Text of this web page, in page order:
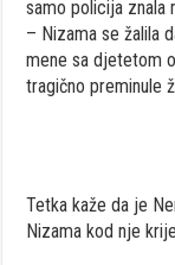
samo policija znala
– Nizama se žalila
mene sa djetetom
tragično preminule
Tetka kaže da je
Nizama kod nje